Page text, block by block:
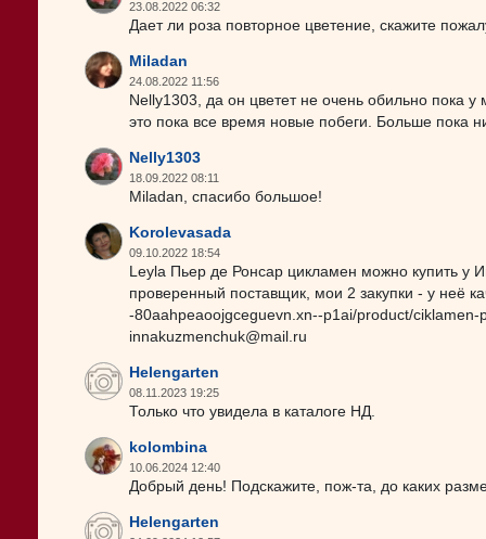
23.08.2022 06:32
Дает ли роза повторное цветение, скажите
Miladan
24.08.2022 11:56
Nelly1303, да он цветет не очень обильно пока
это пока все время новые побеги. Больше пока
Nelly1303
18.09.2022 08:11
Miladan, спасибо большое!
Korolevasada
09.10.2022 18:54
Leyla Пьер де Ронсар цикламен можно купить у
проверенный поставщик, мои 2 закупки - у неё
-80aahpeaoojgceguevn.xn--p1ai/product/
innakuzmenchuk@mail.ru
Helengarten
08.11.2023 19:25
Только что увидела в каталоге НД.
kolombina
10.06.2024 12:40
Добрый день! Подскажите, пож-та, до каких
Helengarten